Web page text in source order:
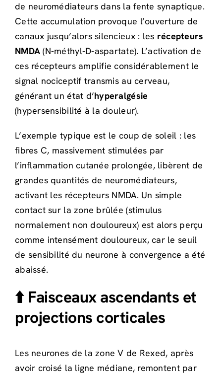
de neuromédiateurs dans la fente synaptique.
Cette accumulation provoque l’ouverture de
canaux jusqu’alors silencieux : les récepteurs
NMDA (N-méthyl-D-aspartate). L’activation de
ces récepteurs amplifie considérablement le
signal nociceptif transmis au cerveau,
générant un état d’hyperalgésie
(hypersensibilité à la douleur).
L’exemple typique est le coup de soleil : les
fibres C, massivement stimulées par
l’inflammation cutanée prolongée, libèrent de
grandes quantités de neuromédiateurs,
activant les récepteurs NMDA. Un simple
contact sur la zone brûlée (stimulus
normalement non douloureux) est alors perçu
comme intensément douloureux, car le seuil
de sensibilité du neurone à convergence a été
abaissé.
⬆️ Faisceaux ascendants et
projections corticales
Les neurones de la zone V de Rexed, après
avoir croisé la ligne médiane, remontent par